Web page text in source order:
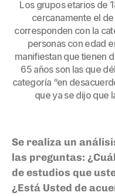
Los grupos etarios de
cercanamente el
corresponden con la
personas con edad
manifiestan que tienen
65 años son las que
categoría “en
que ya se dijo que
Se realiza un
las preguntas:
de estudios que
¿Está Usted de